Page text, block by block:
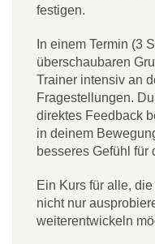
festigen.
In einem Termin (3
überschaubaren
Trainer intensiv an
Fragestellungen.
direktes Feedback
in deinem
besseres Gefühl für
Ein Kurs für alle,
nicht nur
weiterentwickeln